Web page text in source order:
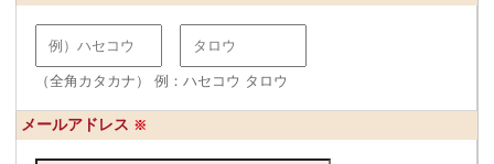
（全角カタカナ） 例：ハセコウ タロウ
メールアドレス ※